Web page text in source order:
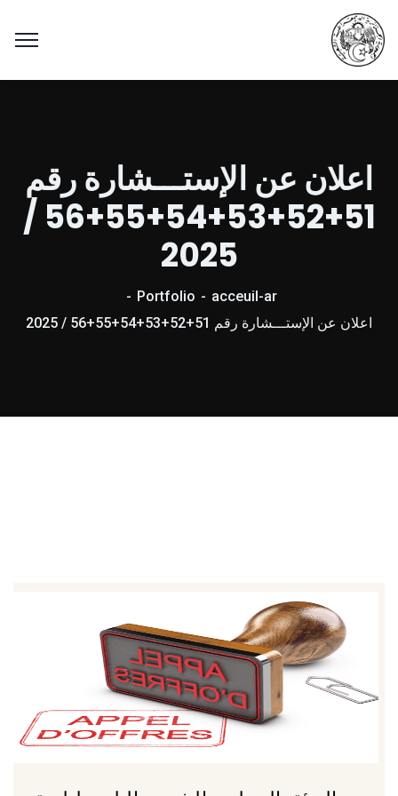
اعلان عن الإستـــشارة رقم
51+52+53+54+55+56 /
2025
acceuil-ar
Portfolio
اعلان عن الإستـــشارة رقم 51+52+53+54+55+56 / 2025